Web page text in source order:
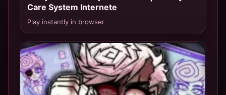
Care System Internete
Play instantly in browser